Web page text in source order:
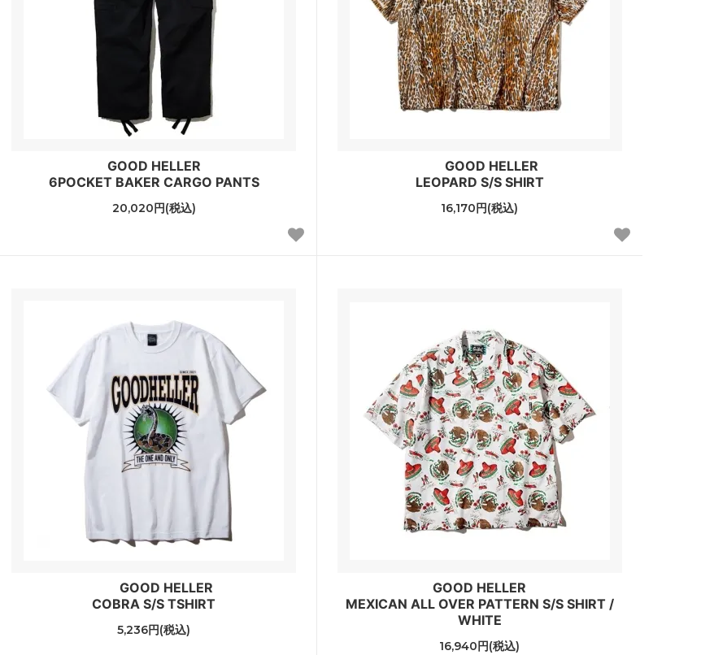
GOOD HELLER
6POCKET BAKER CARGO PANTS
20,020円(税込)
GOOD HELLER
LEOPARD S/S SHIRT
16,170円(税込)
GOOD HELLER
COBRA S/S TSHIRT
5,236円(税込)
GOOD HELLER
MEXICAN ALL OVER PATTERN S/S SHIRT /
WHITE
16,940円(税込)